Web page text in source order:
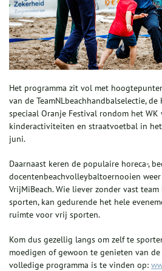
Het programma zit vol met
van de TeamNLbeachhandbalselectie, de
speciaal Oranje Festival rondom het
kinderactiviteiten en straatvoetbal in
juni.
Daarnaast keren de populaire horeca-,
docentenbeachvolleybaltoernooien
VrijMiBeach. Wie liever zonder vast
sporten, kan gedurende het hele
ruimte voor vrij sporten.
Kom dus gezellig langs om zelf te
moedigen of gewoon te genieten van de
volledige programma is te vinden op: